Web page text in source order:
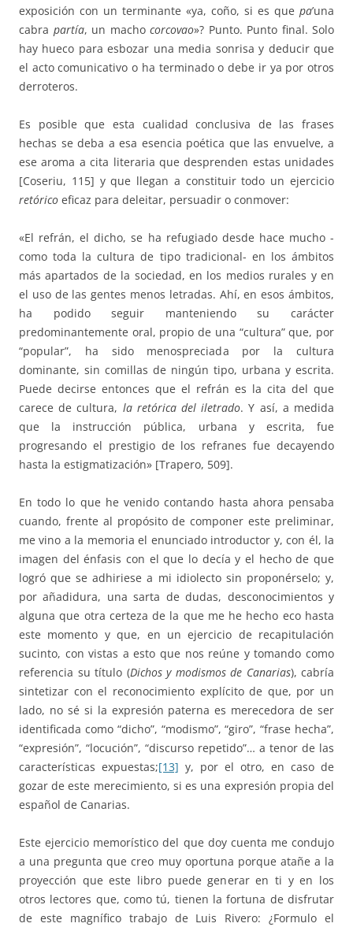
exposición con un terminante «ya, coño, si es que pa’una
cabra partía, un macho corcovao»? Punto. Punto final. Solo
hay hueco para esbozar una media sonrisa y deducir que
el acto comunicativo o ha terminado o debe ir ya por otros
derroteros.
Es posible que esta cualidad conclusiva de las frases
hechas se deba a esa esencia poética que las envuelve, a
ese aroma a cita literaria que desprenden estas unidades
[Coseriu, 115] y que llegan a constituir todo un ejercicio
retórico eficaz para deleitar, persuadir o conmover:
«El refrán, el dicho, se ha refugiado desde hace mucho -
como toda la cultura de tipo tradicional- en los ámbitos
más apartados de la sociedad, en los medios rurales y en
el uso de las gentes menos letradas. Ahí, en esos ámbitos,
ha podido seguir manteniendo su carácter
predominantemente oral, propio de una “cultura” que, por
“popular”, ha sido menospreciada por la cultura
dominante, sin comillas de ningún tipo, urbana y escrita.
Puede decirse entonces que el refrán es la cita del que
carece de cultura, la retórica del iletrado. Y así, a medida
que la instrucción pública, urbana y escrita, fue
progresando el prestigio de los refranes fue decayendo
hasta la estigmatización» [Trapero, 509].
En todo lo que he venido contando hasta ahora pensaba
cuando, frente al propósito de componer este preliminar,
me vino a la memoria el enunciado introductor y, con él, la
imagen del énfasis con el que lo decía y el hecho de que
logró que se adhiriese a mi idiolecto sin proponérselo; y,
por añadidura, una sarta de dudas, desconocimientos y
alguna que otra certeza de la que me he hecho eco hasta
este momento y que, en un ejercicio de recapitulación
sucinto, con vistas a esto que nos reúne y tomando como
referencia su título (Dichos y modismos de Canarias), cabría
sintetizar con el reconocimiento explícito de que, por un
lado, no sé si la expresión paterna es merecedora de ser
identificada como “dicho”, “modismo”, “giro”, “frase hecha”,
“expresión”, “locución”, “discurso repetido”… a tenor de las
características expuestas;[13] y, por el otro, en caso de
gozar de este merecimiento, si es una expresión propia del
español de Canarias.
Este ejercicio memorístico del que doy cuenta me condujo
a una pregunta que creo muy oportuna porque atañe a la
proyección que este libro puede generar en ti y en los
otros lectores que, como tú, tienen la fortuna de disfrutar
de este magnífico trabajo de Luis Rivero: ¿Formulo el